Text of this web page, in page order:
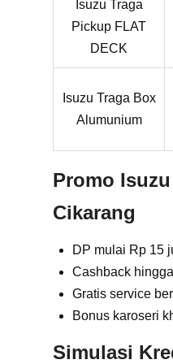
Isuzu Traga
Pickup FLAT
DECK
Isuzu Traga Box
Alumunium
Promo
Cikarang
DP mulai Rp 15
Cashback
Gratis service
Bonus karoseri
Simulasi